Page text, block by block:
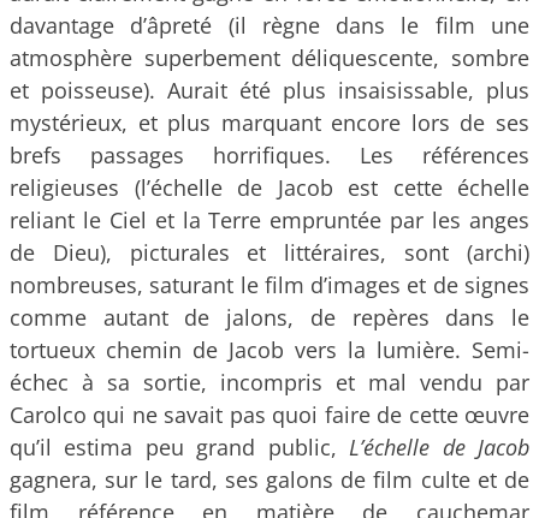
davantage d’âpreté (il règne dans le film une
atmosphère superbement déliquescente, sombre
et poisseuse). Aurait été plus insaisissable, plus
mystérieux, et plus marquant encore lors de ses
brefs passages horrifiques. Les références
religieuses (l’échelle de Jacob est cette échelle
reliant le Ciel et la Terre empruntée par les anges
de Dieu), picturales et littéraires, sont (archi)
nombreuses, saturant le film d’images et de signes
comme autant de jalons, de repères dans le
tortueux chemin de Jacob vers la lumière. Semi-
échec à sa sortie, incompris et mal vendu par
Carolco qui ne savait pas quoi faire de cette œuvre
qu’il estima peu grand public,L’échelle de Jacob
gagnera, sur le tard, ses galons de film culte et de
film référence en matière de cauchemar